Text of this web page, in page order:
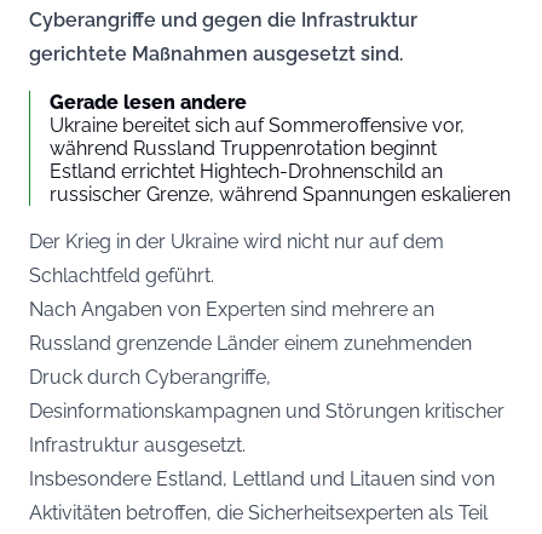
Cyberangriffe und gegen die Infrastruktur
gerichtete Maßnahmen ausgesetzt sind.
Gerade lesen andere
Ukraine bereitet sich auf Sommeroffensive vor,
während Russland Truppenrotation beginnt
Estland errichtet Hightech-Drohnenschild an
russischer Grenze, während Spannungen eskalieren
Der Krieg in der Ukraine wird nicht nur auf dem
Schlachtfeld geführt.
Nach Angaben von Experten sind mehrere an
Russland grenzende Länder einem zunehmenden
Druck durch Cyberangriffe,
Desinformationskampagnen und Störungen kritischer
Infrastruktur ausgesetzt.
Insbesondere Estland, Lettland und Litauen sind von
Aktivitäten betroffen, die Sicherheitsexperten als Teil